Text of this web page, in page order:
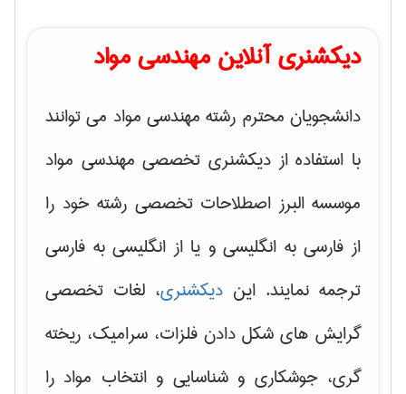
دیکشنری آنلاین مهندسی مواد
دانشجویان محترم رشته مهندسی مواد می توانند
با استفاده از دیکشنری تخصصی مهندسی مواد
موسسه البرز اصطلاحات تخصصی رشته خود را
از فارسی به انگلیسی و یا از انگلیسی به فارسی
ترجمه نمایند. این دیکشنری، لغات تخصصی
گرایش های شکل دادن فلزات، سرامیک، ریخته
گری، جوشکاری و شناسایی و انتخاب مواد را